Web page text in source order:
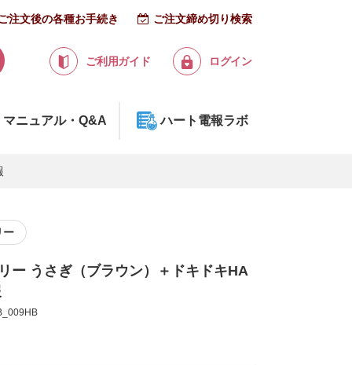
注文後の各種お手続き ご注文締め切り検索
ご利用ガイド ログイン
マニュアル・Q&A ハート電報ラボ
ー
ー うさぎ（ブラウン）＋ドキドキHA